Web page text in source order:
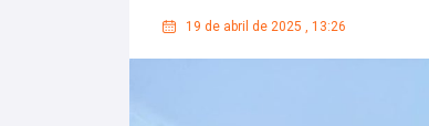
19 de abril de 2025 , 13:26